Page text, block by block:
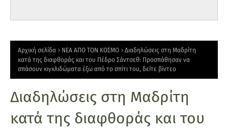
Αρχική σελίδα ΝΕΑ ΑΠΟ ΤΟΝ ΚΟΣΜΟ
Διαδηλώσεις στη Μαδρίτη
κατά της διαφθοράς και του Πέδρο Σάντσεθ: Προσπάθησαν να
σπάσουν κιγκλιδώματα έξω από το σπίτι του, δείτε βίντεο
Διαδηλώσεις στη Μαδρίτη
κατά της διαφθοράς και του